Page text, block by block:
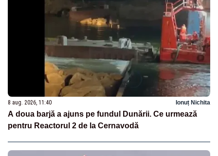
8 aug. 2026, 11:40 Ionuț Nichita
A doua barjă a ajuns pe fundul Dunării. Ce urmează
pentru Reactorul 2 de la Cernavodă